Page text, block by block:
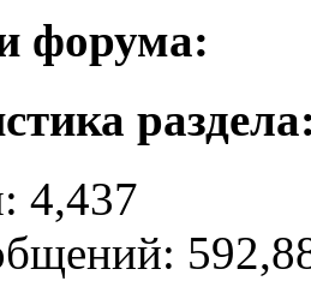
форума:
4,437